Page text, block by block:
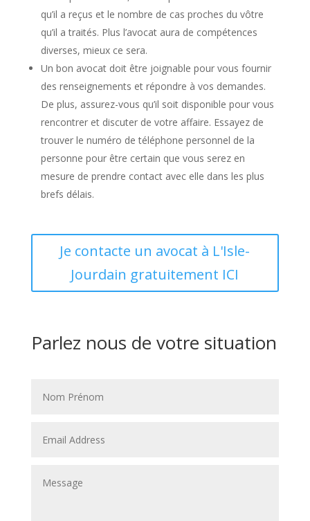
qu’il a reçus et le nombre de cas proches du vôtre
qu’il a traités. Plus l’avocat aura de compétences
diverses, mieux ce sera.
Un bon avocat doit être joignable pour vous fournir
des renseignements et répondre à vos demandes.
De plus, assurez-vous qu’il soit disponible pour vous
rencontrer et discuter de votre affaire. Essayez de
trouver le numéro de téléphone personnel de la
personne pour être certain que vous serez en
mesure de prendre contact avec elle dans les plus
brefs délais.
Je contacte un avocat à L'Isle-
Jourdain gratuitement ICI
Parlez nous de votre situation